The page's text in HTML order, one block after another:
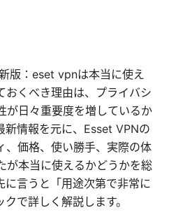
版：eset vpnは本当に使え
おくべき理由は、プライバシ
が日々重要度を増しているか
新情報を元に、Esset VPNの
、価格、使い勝手、実際の体
が本当に使えるかどうかを総
に言うと「用途次第で非常に
で詳しく解説します。